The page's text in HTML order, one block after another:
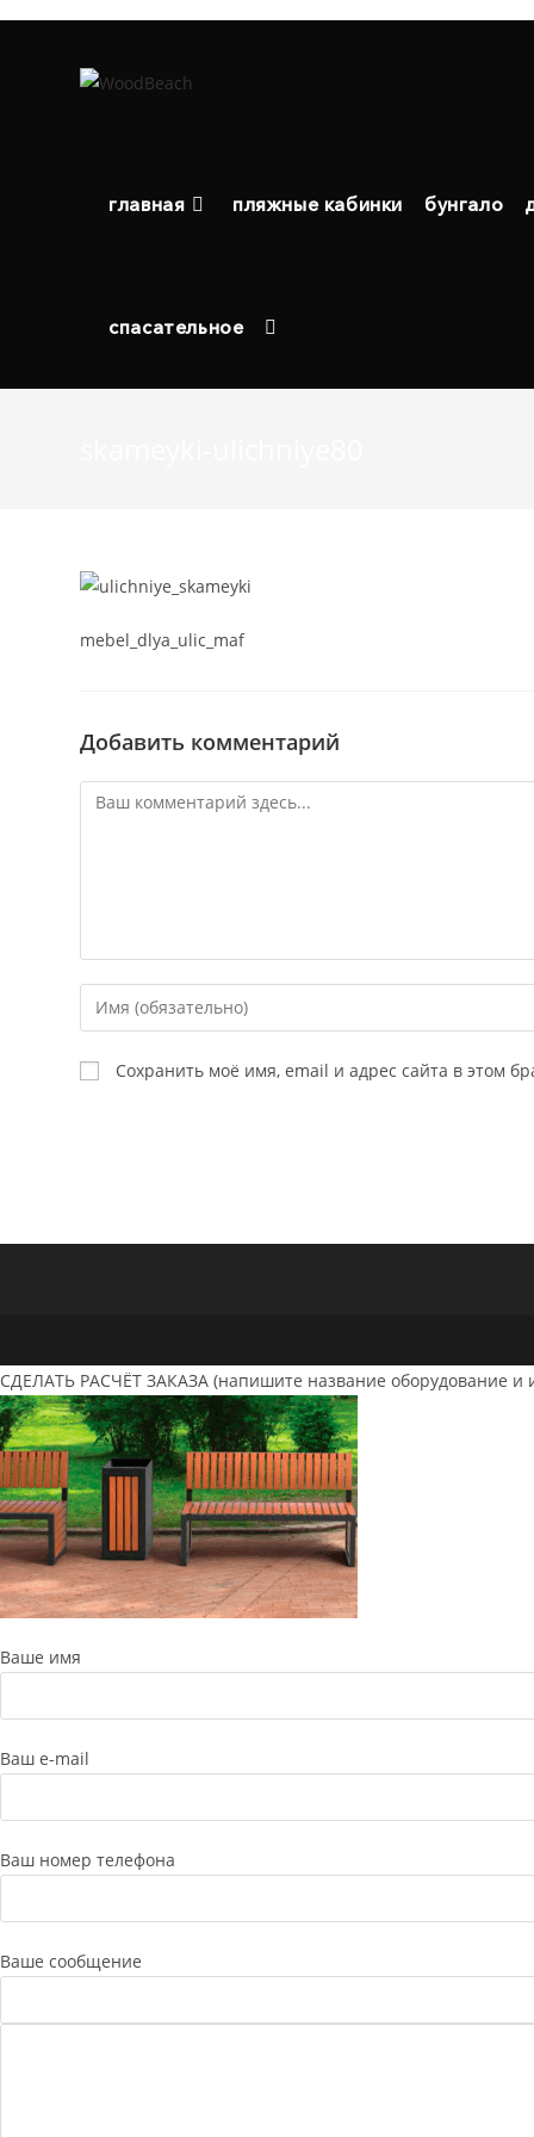
содержимому
главная пляжные кабинки бунгало
спасательное
mebel_dlya_ulic_maf
Добавить комментарий
Комментарий
Введите
свое
имя
или
Сохранить моё имя, email и адрес сайта в этом
СДЕЛАТЬ РАСЧЁТ ЗАКАЗА (напишите название оборудование и
Ваше имя
Ваш e-mail
Ваш номер телефона
Ваше сообщение